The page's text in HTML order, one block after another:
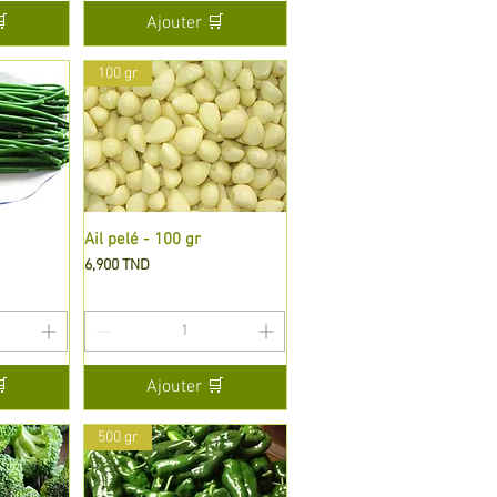
Ajouter 🛒
Aperçu rapide
100 gr
Ail pelé - 100 gr
Prix
6,900 TND
Ajouter 🛒
500 gr